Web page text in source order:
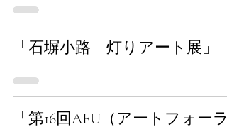
「石塀小路 灯りアート展」
「第16回AFU（アートフォーラ